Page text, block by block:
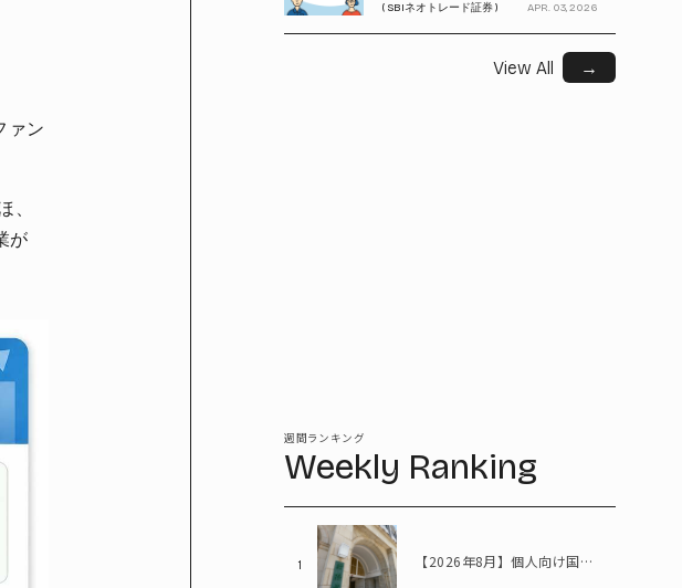
ァン
、
が
( SBIネオトレード証券 ) APR. 03, 2026
View All →
週間ランキング
Weekly Ranking
1 【2026年8月】個人向け国債、固定5年は2%台へ - 変動10年・固定3年は? 100万円購入時の利子も紹介